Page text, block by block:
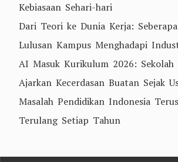
Kebiasaan Sehari-hari
Dari Teori ke Dunia Kerja:
Lulusan Kampus Menghadapi
AI Masuk Kurikulum 2026: Sekolah
Ajarkan Kecerdasan Buatan Sejak
Masalah Pendidikan Indonesia Terus
Terulang Setiap Tahun